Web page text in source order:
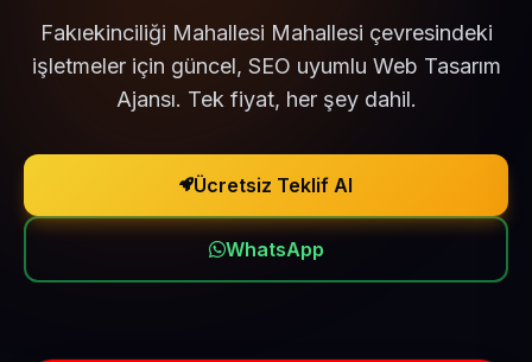
Fakıekinciliği Mahallesi Mahallesi çevresindeki
işletmeler için güncel, SEO uyumlu Web Tasarım
Ajansı. Tek fiyat, her şey dahil.
Ücretsiz Teklif Al
WhatsApp